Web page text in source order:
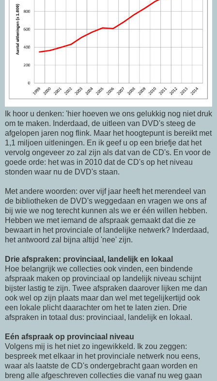
Ik hoor u denken: 'hier hoeven we ons gelukkig nog niet druk
om te maken. Inderdaad, de uitleen van DVD's steeg de
afgelopen jaren nog flink. Maar het hoogtepunt is bereikt met
1,1 miljoen uitleningen. En ik geef u op een briefje dat het
vervolg ongeveer zo zal zijn als dat van de CD's. En voor de
goede orde: het was in 2010 dat de CD's op het niveau
stonden waar nu de DVD's staan.
Met andere woorden: over vijf jaar heeft het merendeel van
de bibliotheken de DVD's weggedaan en vragen we ons af
bij wie we nog terecht kunnen als we er één willen hebben.
Hebben we met iemand de afspraak gemaakt dat die ze
bewaart in het provinciale of landelijke netwerk? Inderdaad,
het antwoord zal bijna altijd 'nee' zijn.
Drie afspraken: provinciaal, landelijk en lokaal
Hoe belangrijk we collecties ook vinden, een bindende
afspraak maken op provinciaal op landelijk niveau schijnt
bijster lastig te zijn. Twee afspraken daarover lijken me dan
ook wel op zijn plaats maar dan wel met tegelijkertijd ook
een lokale plicht daarachter om het te laten zien. Drie
afspraken in totaal dus: provinciaal, landelijk en lokaal.
Eén afspraak op provinciaal niveau
Volgens mij is het niet zo ingewikkeld. Ik zou zeggen:
bespreek met elkaar in het provinciale netwerk nou eens,
waar als laatste de CD's ondergebracht gaan worden en
breng alle afgeschreven collecties die vanaf nu weg gaan